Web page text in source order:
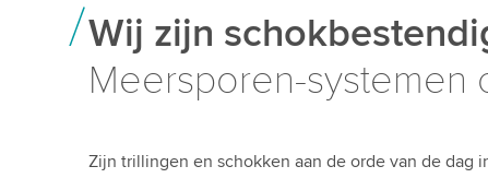
Wij zijn
Meersporen-systemen
Zijn trillingen en schokken aan de orde van de dag